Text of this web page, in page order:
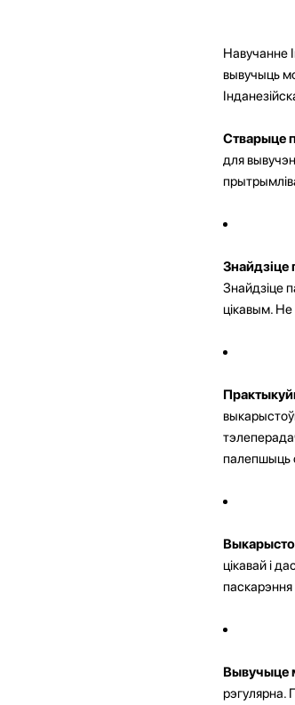
Навучанне
вывучыць
Стварыце
для
Знайдзіце
Знайдзіце
цікавым. Не
палепшыць
цікавай і
Вывучыце
рэгулярна.